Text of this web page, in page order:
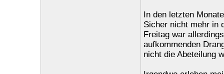
In den letzten
Sicher nicht mehr in
Freitag war
aufkommenden
nicht die Abeteilung